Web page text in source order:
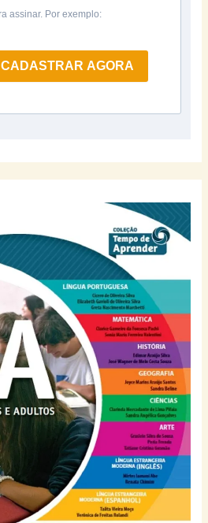
assinar. Por exemplo:
AGORA